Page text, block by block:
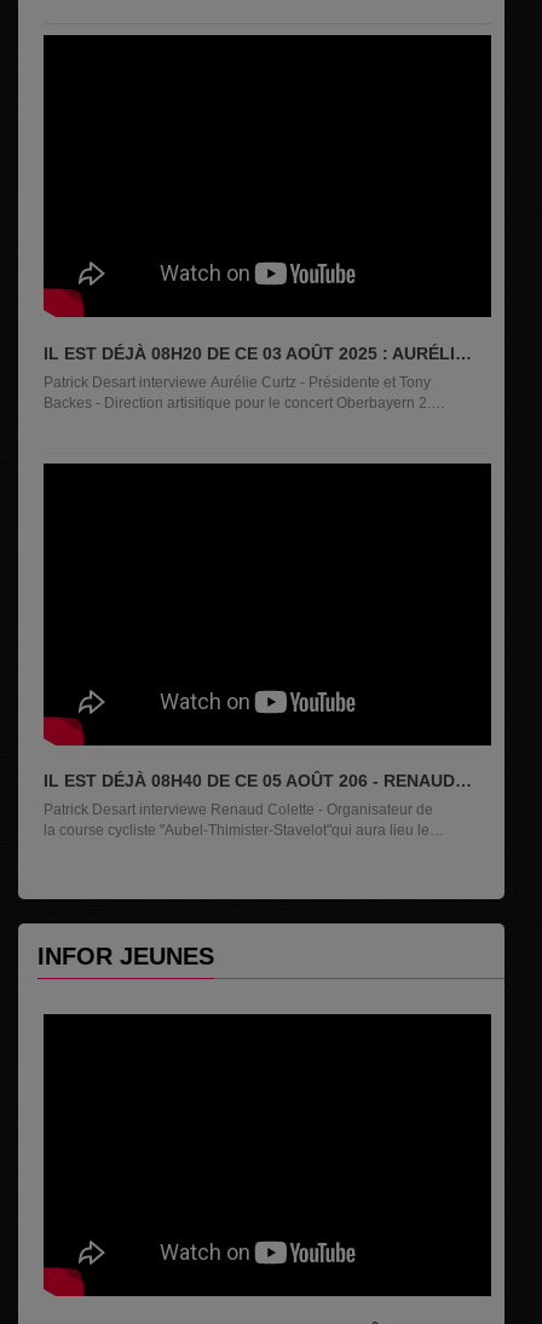
IL EST DÉJÀ 08H20 DE CE 03 AOÛT 2025 : AURÉLIE
CURTZ ET TONY BACKES
Patrick Desart interviewe Aurélie Curtz - Présidente et Tony
Backes - Direction artisitique pour le concert Oberbayern 2.0
IL EST DÉJÀ 08H40 DE CE 05 AOÛT 206 - RENAUD
COLETTE
Patrick Desart interviewe Renaud Colette - Organisateur de
la course cycliste "Aubel-Thimister-Stavelot"qui aura lieu les
INFOR JEUNES